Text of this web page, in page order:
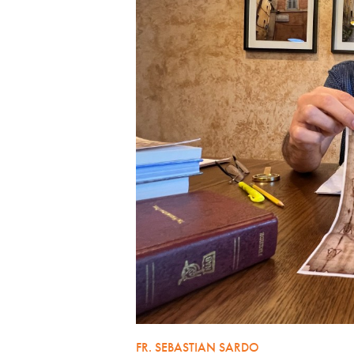
FR. SEBASTIAN SARDO